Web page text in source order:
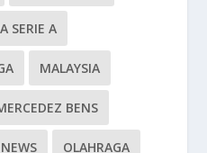
SERIE A
MALAYSIA
BENS
NEWS OLAHRAGA